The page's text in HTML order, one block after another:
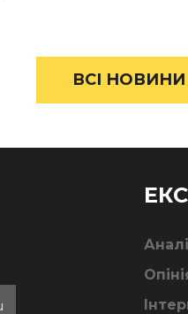
ВСІ НОВИНИ